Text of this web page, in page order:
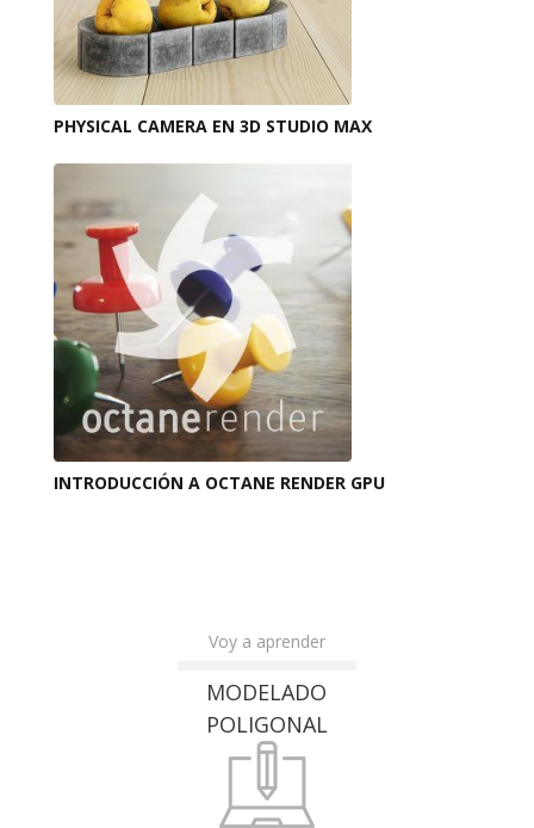
PHYSICAL CAMERA EN 3D STUDIO MAX
INTRODUCCIÓN A OCTANE RENDER GPU
Voy a aprender
MODELADO
POLIGONAL